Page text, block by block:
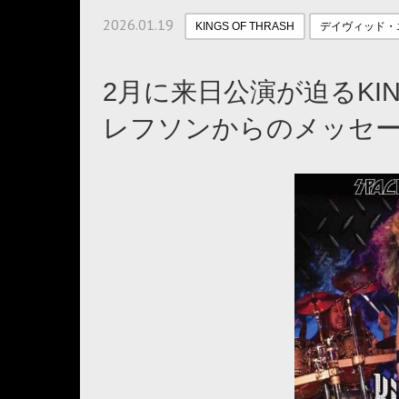
2026.01.19 KINGS OF THRASH デイヴィッド・
2月に来日公演が迫る
レフソンからのメッセ